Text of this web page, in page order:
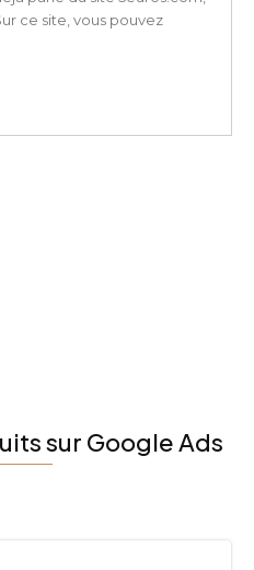
ce site, vous pouvez
sur Google Ads